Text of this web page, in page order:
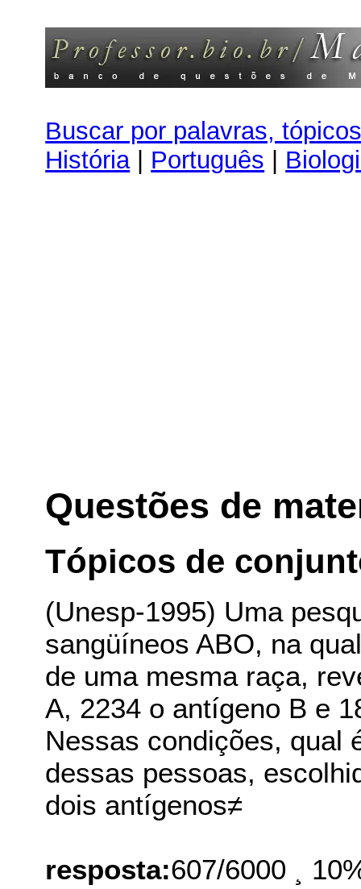
Buscar por palavras,
História| Português |
Questões de
Tópicos de
(Unesp-1995) Uma
sangüíneos ABO, na
de uma mesma raça,
A, 2234 o antígeno B e
Nessas condições, qual
dessas pessoas,
dois antígenos≠
resposta:607/6000 ¸